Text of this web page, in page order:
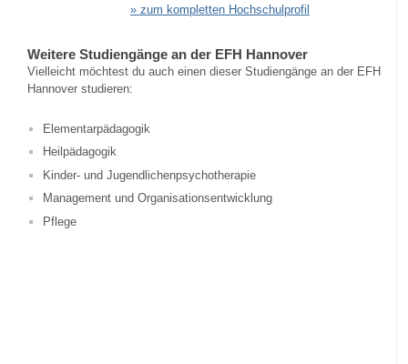
» zum kompletten Hochschulprofil
Weitere Studiengänge an der EFH Hannover
Vielleicht möchtest du auch einen dieser Studiengänge an der EFH
Hannover studieren:
Elementarpädagogik
Heilpädagogik
Kinder- und Jugendlichenpsychotherapie
Management und Organisationsentwicklung
Pflege